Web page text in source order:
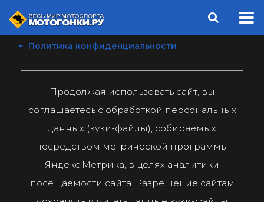
Политика конфиденциальности
Продолжая использовать сайт, вы
соглашаетесь с обработкой персональных
данных (куки-файлы), собираемых
посредством метрической программы
Яндекс.Метрика, в целях аналитики
посещаемости сайта. Разрешение сайтам